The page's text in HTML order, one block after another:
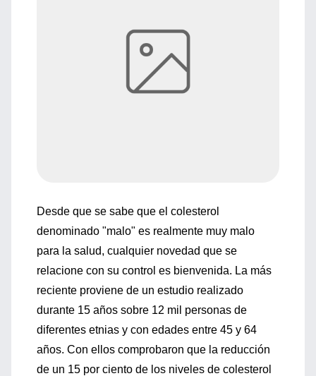
Desde que se sabe que el colesterol
denominado "malo" es realmente muy malo
para la salud, cualquier novedad que se
relacione con su control es bienvenida. La más
reciente proviene de un estudio realizado
durante 15 años sobre 12 mil personas de
diferentes etnias y con edades entre 45 y 64
años. Con ellos comprobaron que la reducción
de un 15 por ciento de los niveles de colesterol